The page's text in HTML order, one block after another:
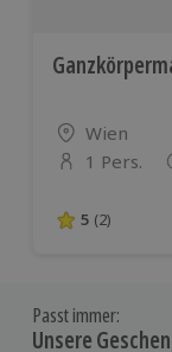
Standort
Wien
Anzahl der
1 Pers.
5 von 5
5 (2)
Passt immer:
Unsere